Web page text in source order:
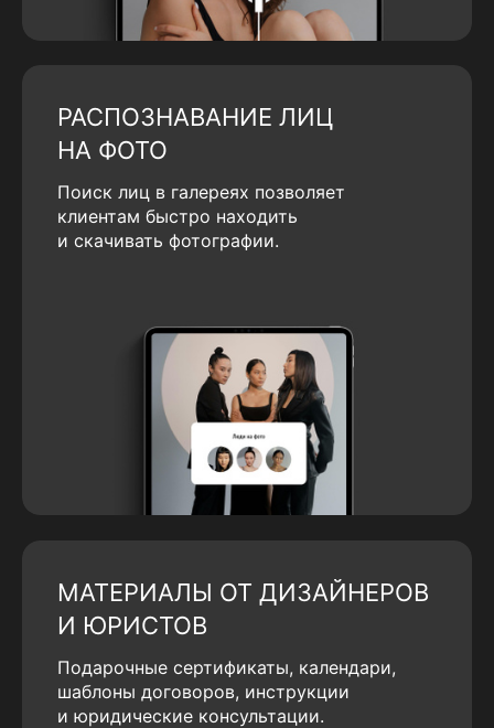
РАСПОЗНАВАНИЕ ЛИЦ
НА ФОТО
Поиск лиц в галереях позволяет
клиентам быстро находить
и скачивать фотографии.
МАТЕРИАЛЫ ОТ ДИЗАЙНЕРОВ
И ЮРИСТОВ
Подарочные сертификаты, календари,
шаблоны договоров, инструкции
и юридические консультации.